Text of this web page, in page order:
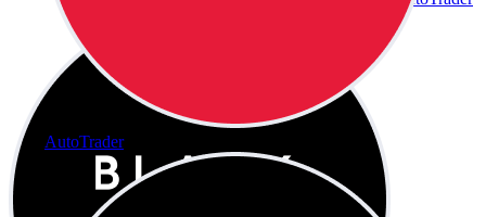
AutoTrader